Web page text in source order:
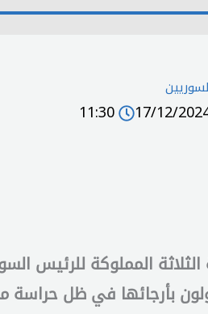
17/12/
11:30
الثلاثة المملوكة للرئيس
بأرجائها في ظل حراسة